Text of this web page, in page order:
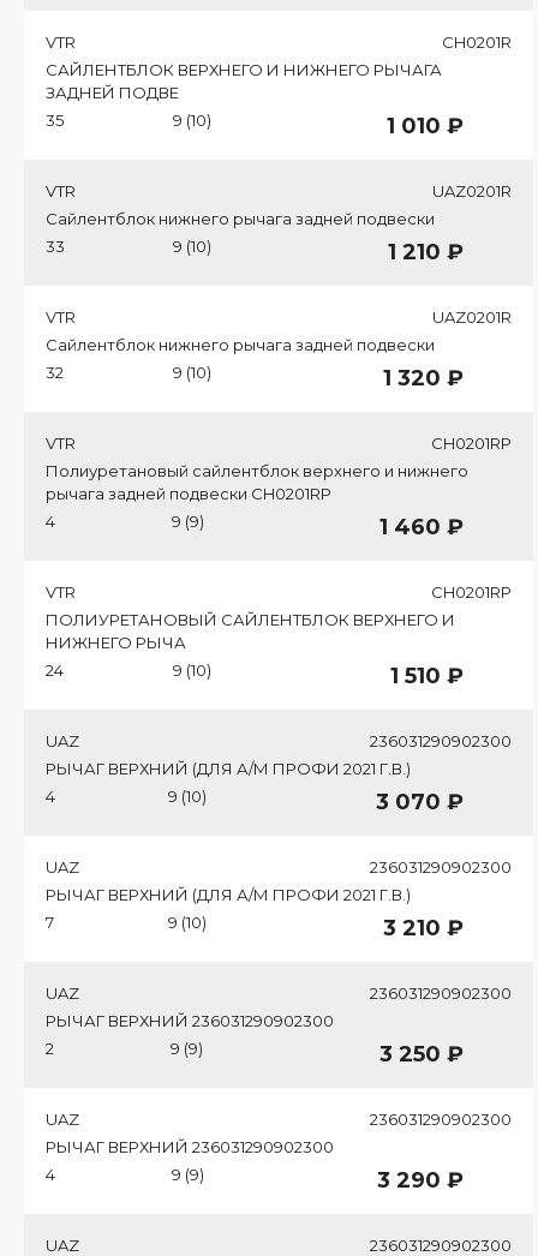
VTR
CH0201R
САЙЛЕНТБЛОК ВЕРХНЕГО И НИЖНЕГО РЫЧАГА
ЗАДНЕЙ ПОДВЕ
35
9 (10) 1 010 ₽
VTR
UAZ0201R
Сайлентблок нижнего рычага задней подвески
33
9 (10) 1 210 ₽
VTR
UAZ0201R
Сайлентблок нижнего рычага задней подвески
32
9 (10) 1 320 ₽
VTR
CH0201RP
Полиуретановый сайлентблок верхнего и нижнего
рычага задней подвески CH0201RP
4
9 (9) 1 460 ₽
VTR
CH0201RP
ПОЛИУРЕТАНОВЫЙ САЙЛЕНТБЛОК ВЕРХНЕГО И
НИЖНЕГО РЫЧА
24
9 (10) 1 510 ₽
UAZ
236031290902300
РЫЧАГ ВЕРХНИЙ (ДЛЯ А/М ПРОФИ 2021 Г.В.)
4
9 (10) 3 070 ₽
UAZ
236031290902300
РЫЧАГ ВЕРХНИЙ (ДЛЯ А/М ПРОФИ 2021 Г.В.)
7
9 (10) 3 210 ₽
UAZ
236031290902300
РЫЧАГ ВЕРХНИЙ 236031290902300
2
9 (9) 3 250 ₽
UAZ
236031290902300
РЫЧАГ ВЕРХНИЙ 236031290902300
4
9 (9) 3 290 ₽
UAZ
236031290902300